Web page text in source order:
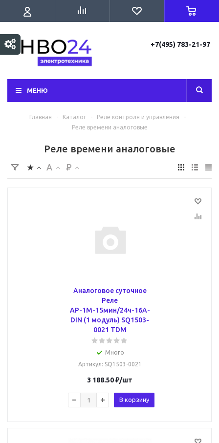
+7(495) 783-21-97
МЕНЮ
Главная - Каталог - Реле контроля и управления
-
Реле времени аналоговые
Реле времени аналоговые
Аналоговое суточное
Реле
АР-1М-15мин/24ч-16А-
DIN (1 модуль) SQ1503-
0021 TDM
Много
Артикул: SQ1503-0021
3 188.50₽/шт
В корзину